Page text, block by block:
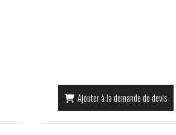
Ajouter à la demande de devis